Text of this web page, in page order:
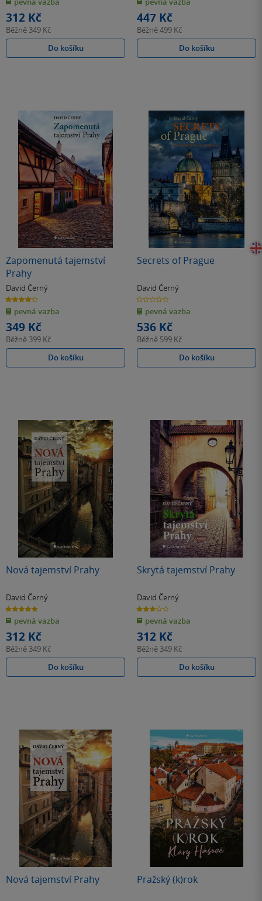
hvězdiček
312 Kč
Běžně 349 Kč
Do košíku
hvězdiček
447 Kč
Běžně499 Kč
Do košíku
Zapomenutá tajemství
Prahy
David Černý
4.3
z
5
hvězdiček
pevná vazba
349 Kč
Běžně 399 Kč
Do košíku
Secrets of Prague
David Černý
0.0
z
5
hvězdiček
pevná vazba
536 Kč
Běžně 599 Kč
Do košíku
Nová tajemství Prahy
David Černý
4.8
z
5
hvězdiček
pevná vazba
312 Kč
Běžně 349 Kč
Do košíku
Skrytá tajemství Prahy
David Černý
3.0
z
5
hvězdiček
pevná vazba
312 Kč
Běžně 349 Kč
Do košíku
Nová tajemství Prahy Pražský (k)rok